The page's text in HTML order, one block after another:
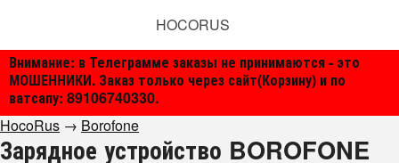
Внимание: в Телеграмме заказы не принимаются - это
МОШЕННИКИ. Заказ только через сайт(Корзину) и по
ватсапу: 89106740330.
HOCORUS
HocoRus → Borofone
Зарядное устройство BOROFONE